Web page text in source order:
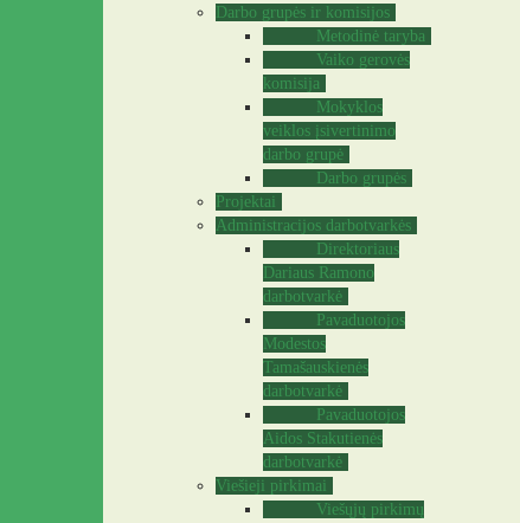
Darbo grupės ir komisijos
Metodinė taryba
Vaiko gerovės
komisija
Mokyklos
veiklos įsivertinimo
darbo grupė
Darbo grupės
Projektai
Administracijos darbotvarkės
Direktoriaus
Dariaus Ramono
darbotvarkė
Pavaduotojos
Modestos
Tamašauskienės
darbotvarkė
Pavaduotojos
Aidos Stakutienės
darbotvarkė
Viešieji pirkimai
Viešųjų pirkimų